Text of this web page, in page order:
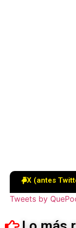
X (antes
Tweets by